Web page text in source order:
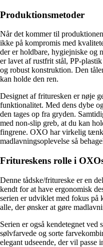
Produktionsmetoder
Når det kommer til
ikke på kompromis med
der er holdbare, hygiejniske og
er lavet af rustfrit stål, PP-
og robust konstruktion. Den
kan holde den ren.
Designet af frituresken er nøje
funktionalitet. Med dens dybe
den tages op fra gryden.
med non-slip greb, at du kan
fingrene. OXO har virkelig
madlavningsoplevelse så
Fritureskens rolle i
Denne tådske/fritureske er en
kendt for at have ergonomisk
serien er udviklet med fokus
alle, der ønsker at gøre
Serien er også kendetegnet
sølvfarvede og sorte
elegant udseende, der vil